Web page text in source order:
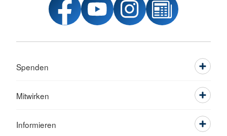
Spenden
Mitwirken
Informieren